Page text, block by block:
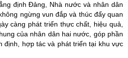
định Đảng, Nhà nước và nhân dân
ngừng vun đắp và thúc đẩy quan
càng phát triển thực chất, hiệu quả,
của nhân dân hai nước, góp phần
định, hợp tác và phát triển tại khu vực